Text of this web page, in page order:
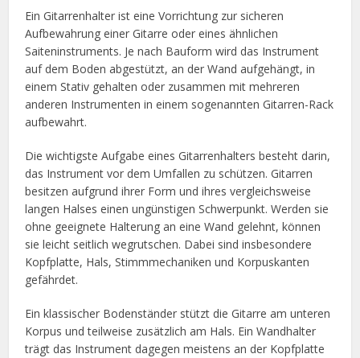
Ein Gitarrenhalter ist eine Vorrichtung zur sicheren
Aufbewahrung einer Gitarre oder eines ähnlichen
Saiteninstruments. Je nach Bauform wird das Instrument
auf dem Boden abgestützt, an der Wand aufgehängt, in
einem Stativ gehalten oder zusammen mit mehreren
anderen Instrumenten in einem sogenannten Gitarren-Rack
aufbewahrt.
Die wichtigste Aufgabe eines Gitarrenhalters besteht darin,
das Instrument vor dem Umfallen zu schützen. Gitarren
besitzen aufgrund ihrer Form und ihres vergleichsweise
langen Halses einen ungünstigen Schwerpunkt. Werden sie
ohne geeignete Halterung an eine Wand gelehnt, können
sie leicht seitlich wegrutschen. Dabei sind insbesondere
Kopfplatte, Hals, Stimmmechaniken und Korpuskanten
gefährdet.
Ein klassischer Bodenständer stützt die Gitarre am unteren
Korpus und teilweise zusätzlich am Hals. Ein Wandhalter
trägt das Instrument dagegen meistens an der Kopfplatte